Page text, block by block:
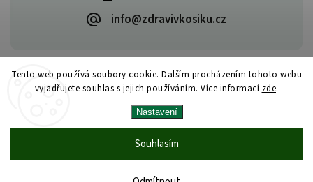
Tento web používá soubory cookie. Dalším procházením tohoto webu
vyjadřujete souhlas s jejich používáním. Více informací zde.
Nastavení
Souhlasím
info@zdravivkosiku.cz
www.zdravivkosiku.cz
Upravit nastavení cookies
VytvořilShoptet | Design